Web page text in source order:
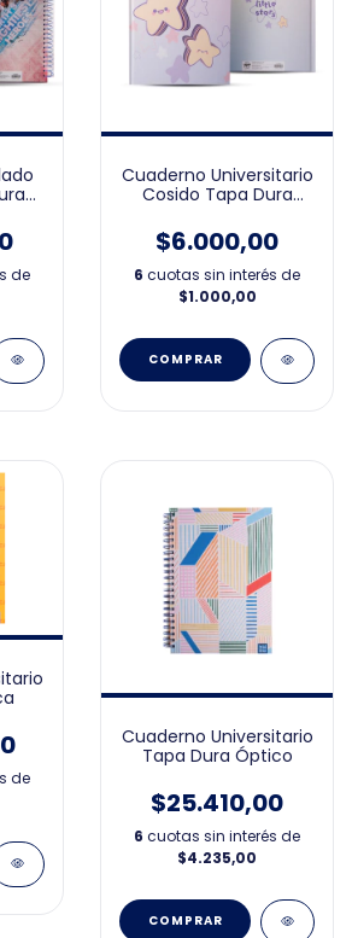
de
Cuaderno Universitario
Cosido Tapa Dura
$6.000,00
6 cuotas sin interés de
$1.000,00
de
Cuaderno Universitario
Tapa Dura Óptico
$25.410,00
6 cuotas sin interés de
$4.235,00